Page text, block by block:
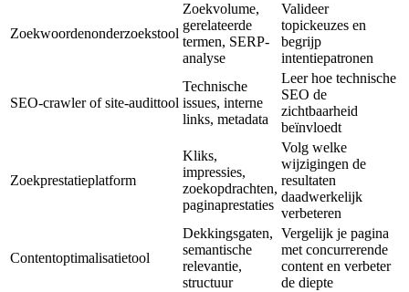
Zoekwoordenonderzoekstool
Zoekvolume,
gerelateerde
termen, SERP-
analyse
Valideer
topickeuzes en
begrijp
intentiepatronen
SEO-crawler of site-audittool
Technische
issues, interne
links, metadata
Leer hoe technische
SEO de
zichtbaarheid
beïnvloedt
Zoekprestatieplatform
Kliks,
impressies,
zoekopdrachten,
paginaprestaties
Volg welke
wijzigingen de
resultaten
daadwerkelijk
verbeteren
Contentoptimalisatietool
Dekkingsgaten,
semantische
relevantie,
structuur
Vergelijk je pagina
met concurrerende
content en verbeter
de diepte